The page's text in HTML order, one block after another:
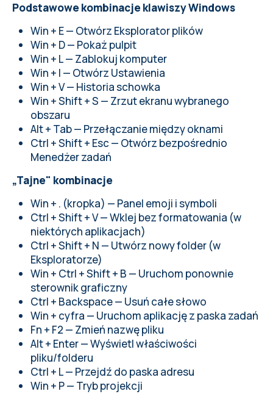
Podstawowe kombinacje klawiszy Windows
Win + E — Otwórz Eksplorator plików
Win + D — Pokaż pulpit
Win + L — Zablokuj komputer
Win + I — Otwórz Ustawienia
Win + V — Historia schowka
Win + Shift + S — Zrzut ekranu wybranego
obszaru
Alt + Tab — Przełączanie między oknami
Ctrl + Shift + Esc — Otwórz bezpośrednio
Menedżer zadań
„Tajne" kombinacje
Win + . (kropka) — Panel emoji i symboli
Ctrl + Shift + V — Wklej bez formatowania (w
niektórych aplikacjach)
Ctrl + Shift + N — Utwórz nowy folder (w
Eksploratorze)
Win + Ctrl + Shift + B — Uruchom ponownie
sterownik graficzny
Ctrl + Backspace — Usuń całe słowo
Win + cyfra — Uruchom aplikację z paska zadań
Fn + F2 — Zmień nazwę pliku
Alt + Enter — Wyświetl właściwości
pliku/folderu
Ctrl + L — Przejdź do paska adresu
Win + P — Tryb projekcji